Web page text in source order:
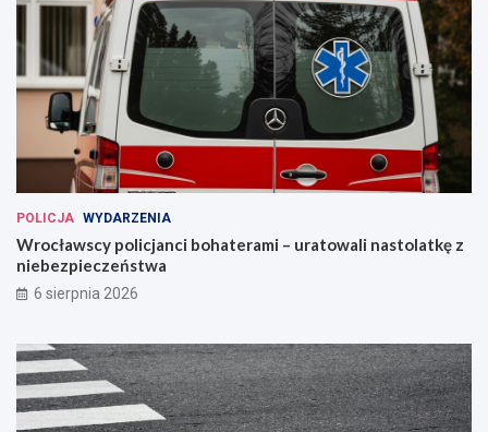
POLICJA WYDARZENIA
Wrocławscy policjanci bohaterami – uratowali nastolatkę z
niebezpieczeństwa
6 sierpnia 2026